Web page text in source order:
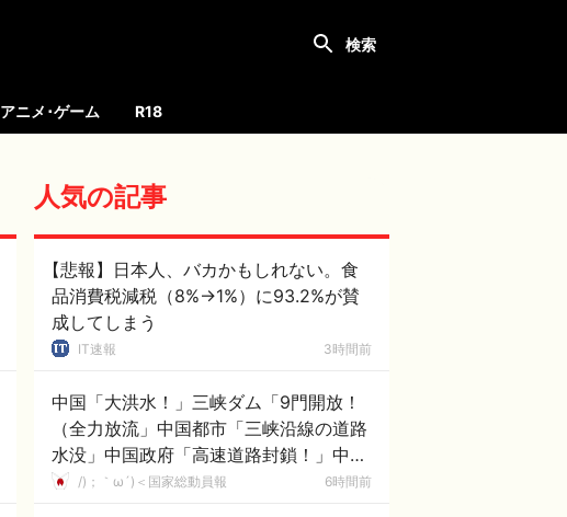
アニメ･ゲーム R18
人気の記事
【悲報】日本人、バカかもしれない。食
品消費税減税（8%→1%）に93.2%が賛
成してしまう
IT速報 3時間前
中国「大洪水！」三峡ダム「9門開放！
（全力放流」中国都市「三峡沿線の道路
水没」中国政府「高速道路封鎖！」中国
ダム「緊急放流に合わせて開門（土砂崩
/)；｀ω´)＜国家総動員報 6時間前